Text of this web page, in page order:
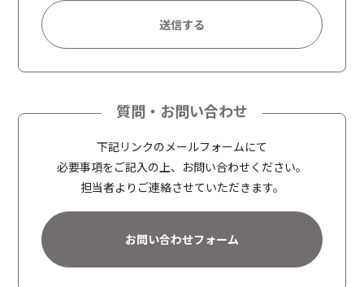
i
v
e
質問・お問い合わせ
下記リンクのメールフォームにて
必要事項をご記入の上、お問い合わせください。
担当者よりご連絡させていただきます。
お問い合わせフォーム